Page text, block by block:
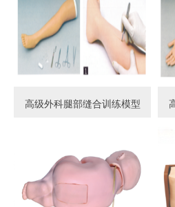
高级外科腿部缝合训练模型